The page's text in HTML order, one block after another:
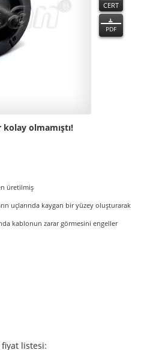
CERT
PDF
olmamıştı!
üretilmiş
uçlarında kaygan bir yüzey oluşturarak
kablonun zarar görmesini engeller
fiyat listesi: